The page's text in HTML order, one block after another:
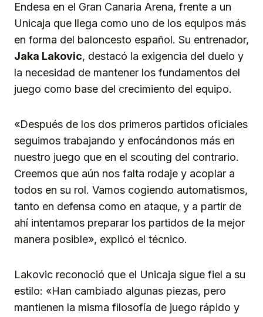
Endesa en el Gran Canaria Arena, frente a un
Unicaja que llega como uno de los equipos más
en forma del baloncesto español. Su entrenador,
Jaka Lakovic, destacó la exigencia del duelo y
la necesidad de mantener los fundamentos del
juego como base del crecimiento del equipo.
«Después de los dos primeros partidos oficiales
seguimos trabajando y enfocándonos más en
nuestro juego que en el scouting del contrario.
Creemos que aún nos falta rodaje y acoplar a
todos en su rol. Vamos cogiendo automatismos,
tanto en defensa como en ataque, y a partir de
ahí intentamos preparar los partidos de la mejor
manera posible», explicó el técnico.
Lakovic reconoció que el Unicaja sigue fiel a su
estilo: «Han cambiado algunas piezas, pero
mantienen la misma filosofía de juego rápido y